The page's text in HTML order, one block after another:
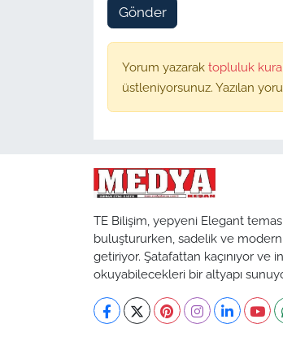
Gönder
Yorum yazarak topluluk
üstleniyorsunuz. Yazılan
TE Bilişim, yepyeni Elegant
buluştururken, sadelik ve
getiriyor. Şatafattan kaçınıyor ve
okuyabilecekleri bir altyapı